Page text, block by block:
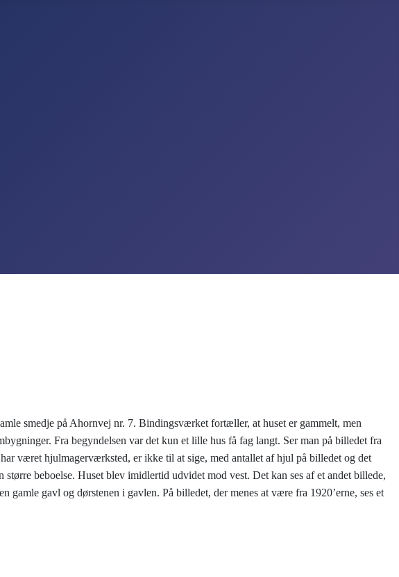
smedje på Ahornvej nr. 7. Bindingsværket fortæller, at huset er gammelt, men
Fra begyndelsen var det kun et lille hus få fag langt. Ser man på billedet fra
været hjulmagerværksted, er ikke til at sige, med antallet af hjul på billedet og det
beboelse. Huset blev imidlertid udvidet mod vest. Det kan ses af et andet billede,
gavl og dørstenen i gavlen. På billedet, der menes at være fra 1920’erne, ses et